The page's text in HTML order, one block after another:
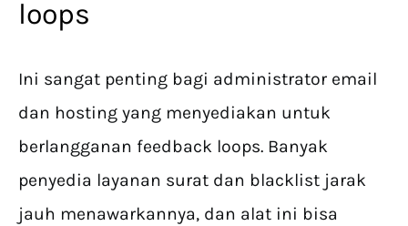
loops
Ini sangat penting bagi administrator email
dan hosting yang menyediakan untuk
berlangganan feedback loops. Banyak
penyedia layanan surat dan blacklist jarak
jauh menawarkannya, dan alat ini bisa